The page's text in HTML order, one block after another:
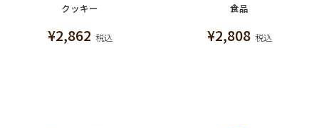
クッキー
¥2,862 税込
食品
¥2,808 税込